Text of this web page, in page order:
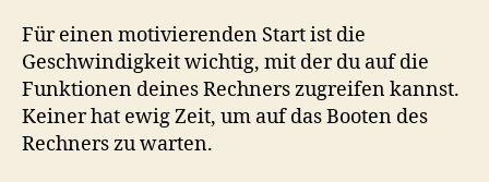
Für einen motivierenden Start ist die
Geschwindigkeit wichtig, mit der du auf die
Funktionen deines Rechners zugreifen kannst.
Keiner hat ewig Zeit, um auf das Booten des
Rechners zu warten.